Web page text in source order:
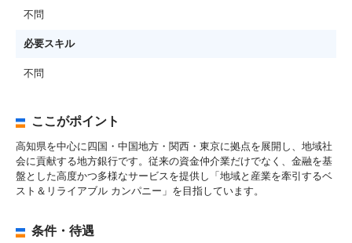
不問
必要スキル
不問
ここがポイント
高知県を中心に四国・中国地方・関西・東京に拠点を展開し、地域社
会に貢献する地方銀行です。従来の資金仲介業だけでなく、金融を基
盤とした高度かつ多様なサービスを提供し「地域と産業を牽引するベ
スト＆リライアブル カンパニー」を目指しています。
条件・待遇